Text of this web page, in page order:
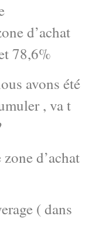
d’achat
78,6%
avons été
, va t
d’achat
( dans